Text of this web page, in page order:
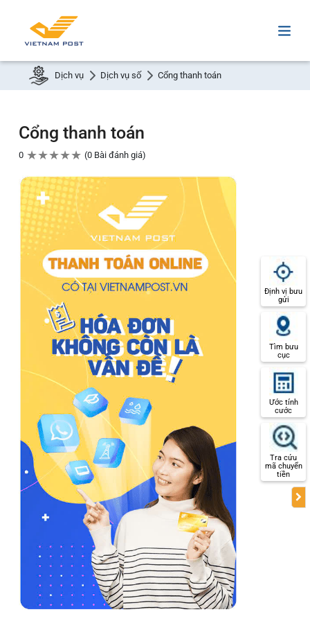
Dịch vụ Dịch vụ số Cổng thanh toán
Cổng thanh toán
0 ★★★★★ 0 Bài đánh giá
Định vị bưu
gửi
Tìm bưu
cục
Ước tính
cước
Tra cứu
mã chuyển
tiền